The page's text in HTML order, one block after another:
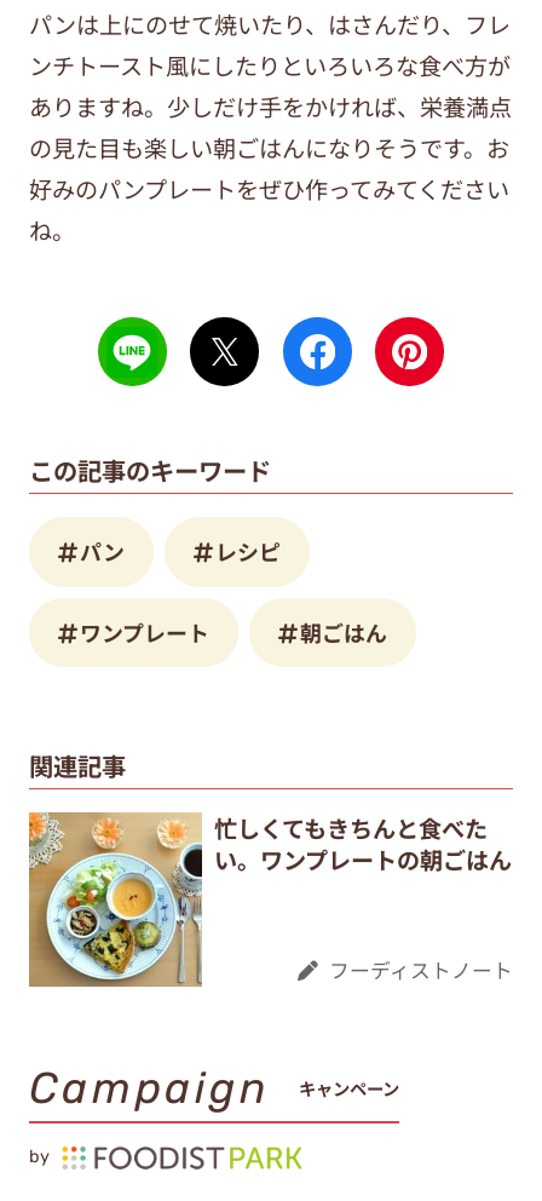
パンは上にのせて焼いたり、はさんだり、フレ
ンチトースト風にしたりといろいろな食べ方が
ありますね。少しだけ手をかければ、栄養満点
の見た目も楽しい朝ごはんになりそうです。お
好みのパンプレートをぜひ作ってみてください
ね。
この記事のキーワード
パン レシピ
ワンプレート 朝ごはん
関連記事
忙しくてもきちんと食べた
い。ワンプレートの朝ごはん
フーディストノート
Campaign キャンペーン
by